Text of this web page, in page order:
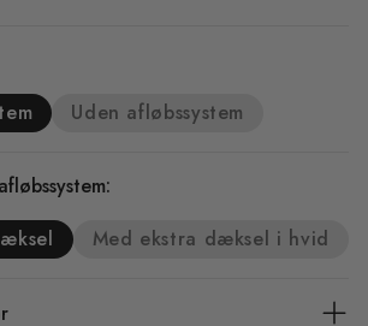
Uden afløbssystem
Med ekstra dæksel i hvid